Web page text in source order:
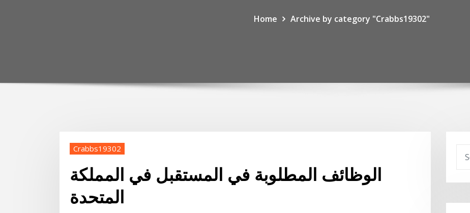
Home Archive by category "Crabbs19302"
Crabbs19302
الوظائف المطلوبة في المستقبل في المملكة
المتحدة